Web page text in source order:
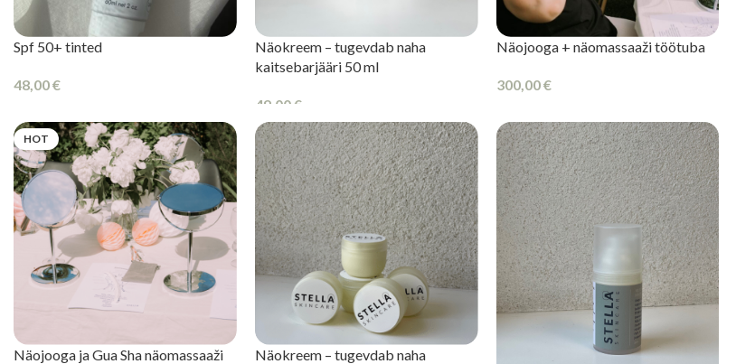
Spf 50+ tinted
48,00€
Näokreem – tugevdab naha
kaitsebarjääri 50 ml
49,00 €
LISA KORVI
Näojooga + näomassaaži töötuba
300,00€
HOT
Näojooga ja Gua Sha näomassaaži
Näokreem – tugevdab naha